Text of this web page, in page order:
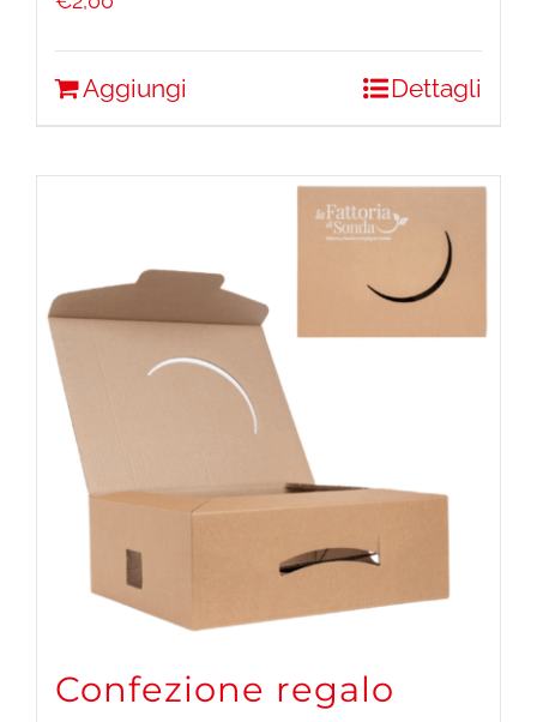
Aggiungi Dettagli
Confezione regalo